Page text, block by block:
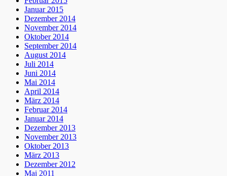
Januar 2015
Dezember 2014
November 2014
Oktober 2014
September 2014
August 2014
Juli 2014
Juni 2014
Mai 2014
April 2014
März 2014
Februar 2014
Januar 2014
Dezember 2013
November 2013
Oktober 2013
März 2013
Dezember 2012
Mai 2011